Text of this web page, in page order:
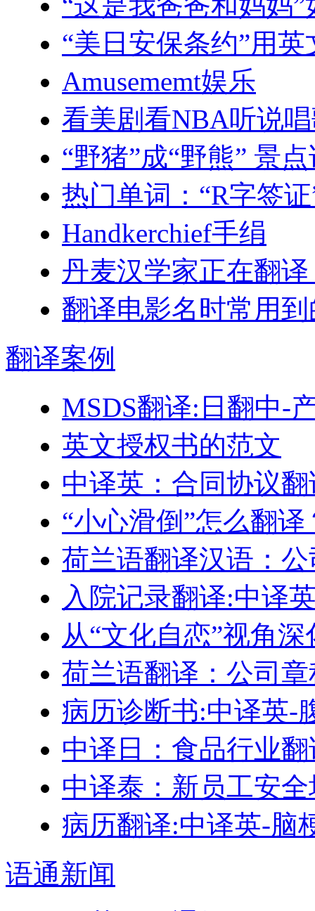
“美日安保条约”用
Amusememt娱乐
看美剧看NBA听说
“野猪”成“野熊” 景
热门单词：“R字签
Handkerchief手绢
丹麦汉学家正在翻
翻译电影名时常用
翻译案例
MSDS翻译:日翻中-
英文授权书的范文
中译英：合同协议
“小心滑倒”怎么翻译
荷兰语翻译汉语：
入院记录翻译:中译
从“文化自恋”视角
荷兰语翻译：公司
病历诊断书:中译英-
中译日：食品行业翻
中译泰：新员工安
病历翻译:中译英-脑
语通新闻